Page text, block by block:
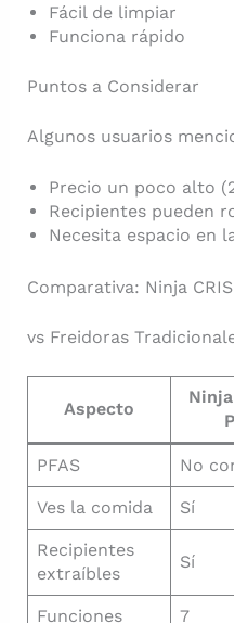
Fácil de limpiar
Funciona rápido
Puntos a Considerar
Algunos usuarios
Precio un poco alto
Recipientes pueden
Necesita espacio en
Comparativa: Ninja
vs Freidoras
Aspecto
PFAS No
Ves la comida Sí
Recipientes
extraíbles
Sí
Funciones 7